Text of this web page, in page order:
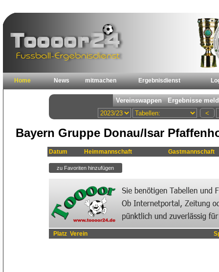
Home News mitmachen Ergebnisdienst
Bayern Gruppe Donau/Isar
Datum Heimmannschaft Gastmannschaft
Platz Verein